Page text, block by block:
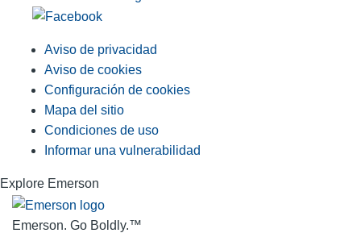
Aviso de privacidad
Aviso de cookies
Configuración de cookies
Mapa del sitio
Condiciones de uso
Informar una vulnerabilidad
Explore Emerson
Emerson. Go Boldly.™